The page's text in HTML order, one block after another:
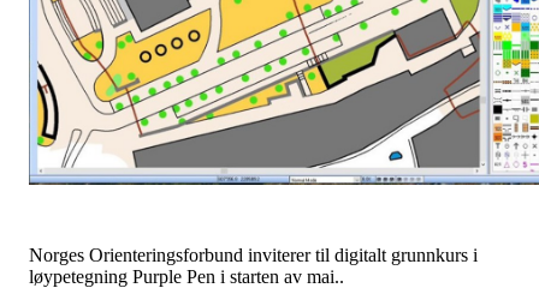
Norges Orienteringsforbund inviterer til digitalt grunnkurs i
løypetegning Purple Pen i starten av mai..